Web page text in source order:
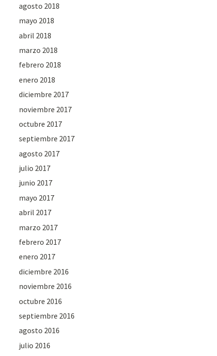
agosto 2018
mayo 2018
abril 2018
marzo 2018
febrero 2018
enero 2018
diciembre 2017
noviembre 2017
octubre 2017
septiembre 2017
agosto 2017
julio 2017
junio 2017
mayo 2017
abril 2017
marzo 2017
febrero 2017
enero 2017
diciembre 2016
noviembre 2016
octubre 2016
septiembre 2016
agosto 2016
julio 2016